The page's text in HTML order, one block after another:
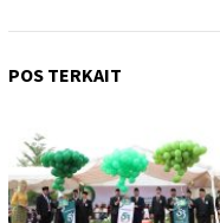
POS TERKAIT